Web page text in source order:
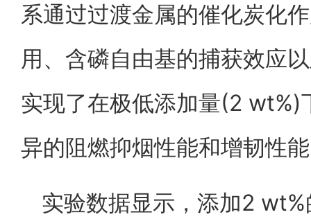
系通过过渡金属的催化炭化
用、含磷自由基的捕获效应
实现了在极低添加量(2 wt%)
异的阻燃抑烟性能和增韧性
实验数据显示，添加2